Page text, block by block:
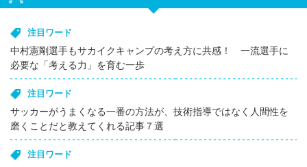
注目ワード
中村憲剛選手もサカイクキャンプの考え方に共感！ 一流選手に
必要な「考える力」を育む一歩
注目ワード
サッカーがうまくなる一番の方法が、技術指導ではなく人間性を
磨くことだと教えてくれる記事７選
注目ワード